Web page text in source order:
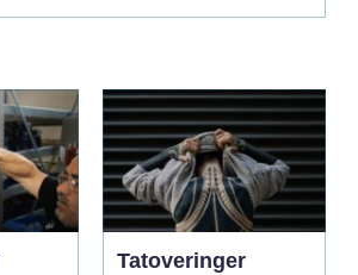
Tatoveringer